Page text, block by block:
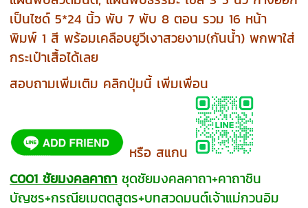
เป็นไซด์ 5*24 นิ้ว พับ 7 พับ 8 ตอน รวม 16 หน้า
พิมพ์ 1 สี พร้อมเคลือบยูวีเงาสวยงาม(กันน้ำ) พกพาใส่
กระเป๋าเสื้อได้เลย
สอบถามเพิ่มเติม คลิกปุ่มนี้ เพิ่มเพื่อน
หรือ สแกน
C001 ชัยมงคลคาถา ชุดชัยมงคลคาถา+คาถาชิน
บัญชร+กรณียเมตตสูตร+บทสวดมนต์เจ้าแม่กวนอิม